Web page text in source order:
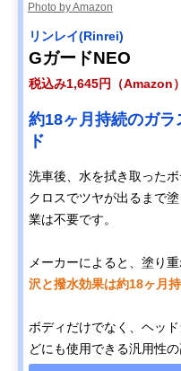
Photo by Amazon
リンレイ(Rinrei)
GガードNEO
税込み1,645円（Amazon）
約18ヶ月持続のガ
ド
洗車後、水を拭き取った
クロスでツヤが出るまで
業は不要です。
メーカーによると、塗り
沢と撥水効果は約18ヶ月
ボディだけでなく、ヘッ
どにも使用できる汎用性の